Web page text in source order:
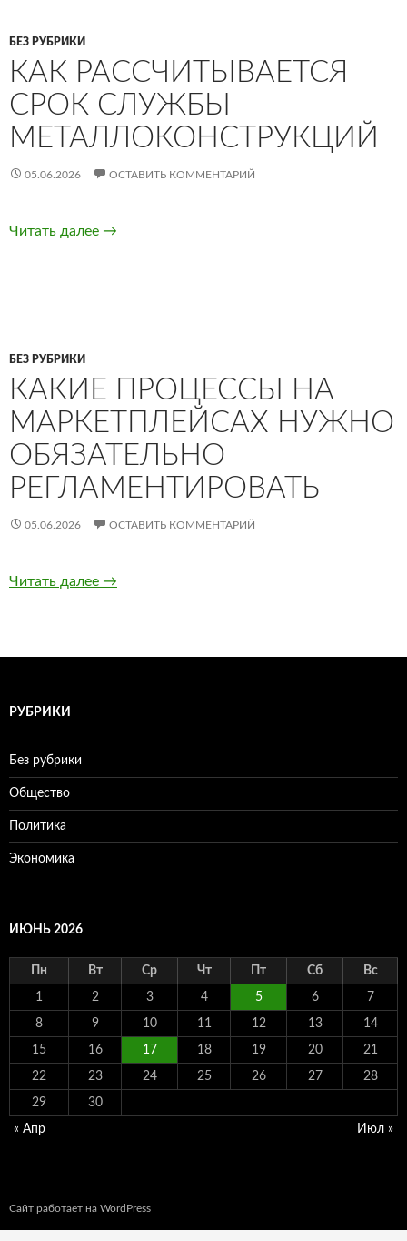
БЕЗ РУБРИКИ
КАК РАССЧИТЫВАЕТСЯ
СРОК СЛУЖБЫ
МЕТАЛЛОКОНСТРУКЦИЙ
05.06.2026 ОСТАВИТЬ КОММЕНТАРИЙ
Читать далее Как рассчитывается срок службы
→
БЕЗ РУБРИКИ
КАКИЕ ПРОЦЕССЫ НА
МАРКЕТПЛЕЙСАХ НУЖНО
ОБЯЗАТЕЛЬНО
РЕГЛАМЕНТИРОВАТЬ
05.06.2026 ОСТАВИТЬ КОММЕНТАРИЙ
Читать далее Какие процессы на маркетплейсах нужно
→
РУБРИКИ
Без рубрики
Общество
Политика
Экономика
ИЮНЬ 2026
Пн Вт Ср Чт Пт Сб Вс
1 2 3 4 5 6 7
8 9 10 11 12 13 14
15 16 17 18 19 20 21
22 23 24 25 26 27 28
29 30
« Апр Июл »
Сайт работает на WordPress